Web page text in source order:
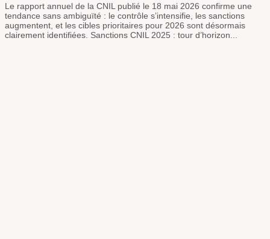
Le rapport annuel de la CNIL publié le 18 mai 2026 confirme une
tendance sans ambiguïté : le contrôle s’intensifie, les sanctions
augmentent, et les cibles prioritaires pour 2026 sont désormais
clairement identifiées. Sanctions CNIL 2025 : tour d’horizon...